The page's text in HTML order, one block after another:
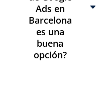
Ads en
Barcelona
es una
buena
opción?